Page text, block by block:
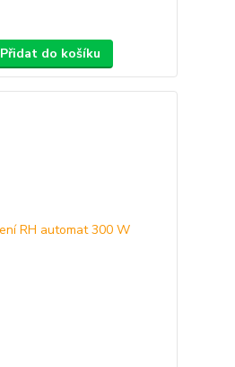
Přidat do košíku